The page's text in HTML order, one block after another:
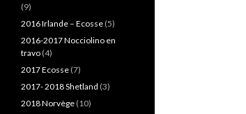
(9)
2016 Irlande – Ecosse (5)
2016-2017 Nocciolino en
travo (4)
2017 Ecosse (7)
2017- 2018 Shetland (3)
2018 Norvège (10)